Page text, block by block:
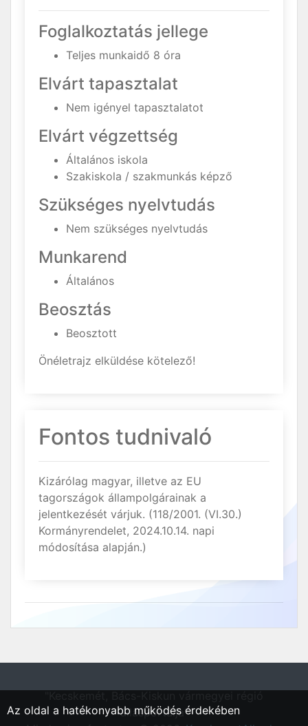
Foglalkoztatás jellege
Teljes munkaidő 8 óra
Elvárt tapasztalat
Nem igényel tapasztalatot
Elvárt végzettség
Általános iskola
Szakiskola / szakmunkás képző
Szükséges nyelvtudás
Nem szükséges nyelvtudás
Munkarend
Általános
Beosztás
Beosztott
Önéletrajz elküldése kötelező!
Fontos tudnivaló
Kizárólag magyar, illetve az EU
tagországok állampolgárainak a
jelentkezését várjuk. (118/2001. (VI.30.)
Kormányrendelet, 2024.10.14. napi
módosítása alapján.)
állásportálja"
Az oldal a hatékonyabb működés érdekében